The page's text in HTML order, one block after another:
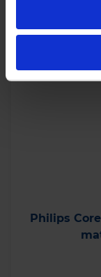
Philips